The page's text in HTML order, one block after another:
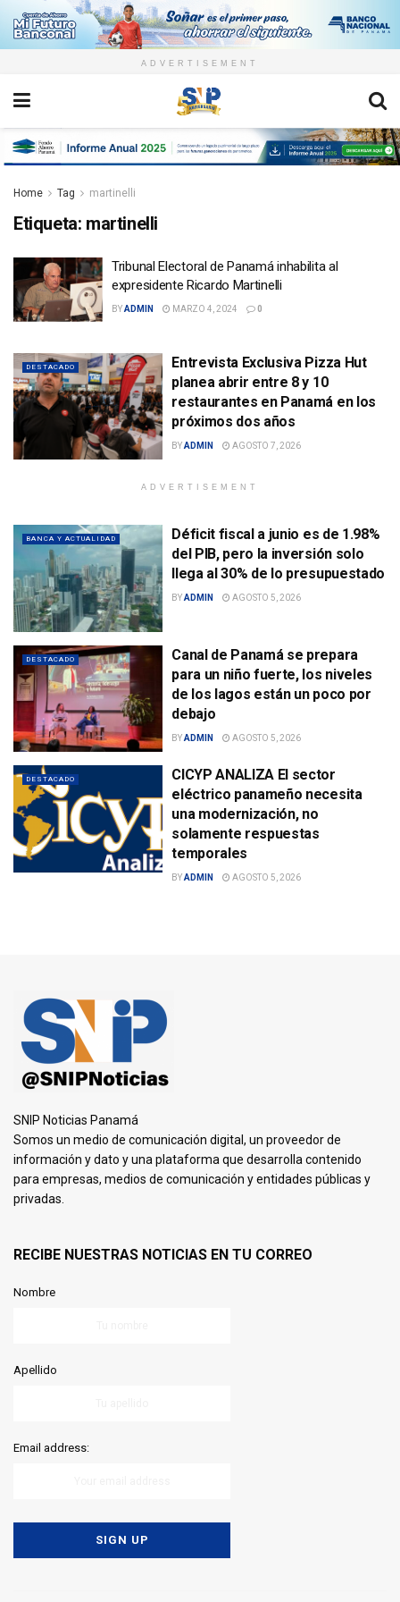
ADVERTISEMENT
Home Tag martinelli
Etiqueta: martinelli
Tribunal Electoral de Panamá inhabilita al
expresidente Ricardo Martinelli
BYADMIN MARZO 4, 2024 0
DESTACADO
Entrevista Exclusiva Pizza Hut
planea abrir entre 8 y 10
restaurantes en Panamá en los
próximos dos años
BYADMIN AGOSTO 7, 2026
ADVERTISEMENT
BANCA Y ACTUALIDAD
Déficit fiscal a junio es de 1.98%
del PIB, pero la inversión solo
llega al 30% de lo presupuestado
BYADMIN AGOSTO 5, 2026
DESTACADO
Canal de Panamá se prepara
para un niño fuerte, los niveles
de los lagos están un poco por
debajo
BYADMIN AGOSTO 5, 2026
DESTACADO
CICYP ANALIZA El sector
eléctrico panameño necesita
una modernización, no
solamente respuestas
temporales
BYADMIN AGOSTO 5, 2026
SNIP Noticias Panamá
Somos un medio de comunicación digital, un proveedor de
información y dato y una plataforma que desarrolla contenido
para empresas, medios de comunicación y entidades públicas y
privadas.
RECIBE NUESTRAS NOTICIAS EN TU CORREO
Nombre
Apellido
Email address: